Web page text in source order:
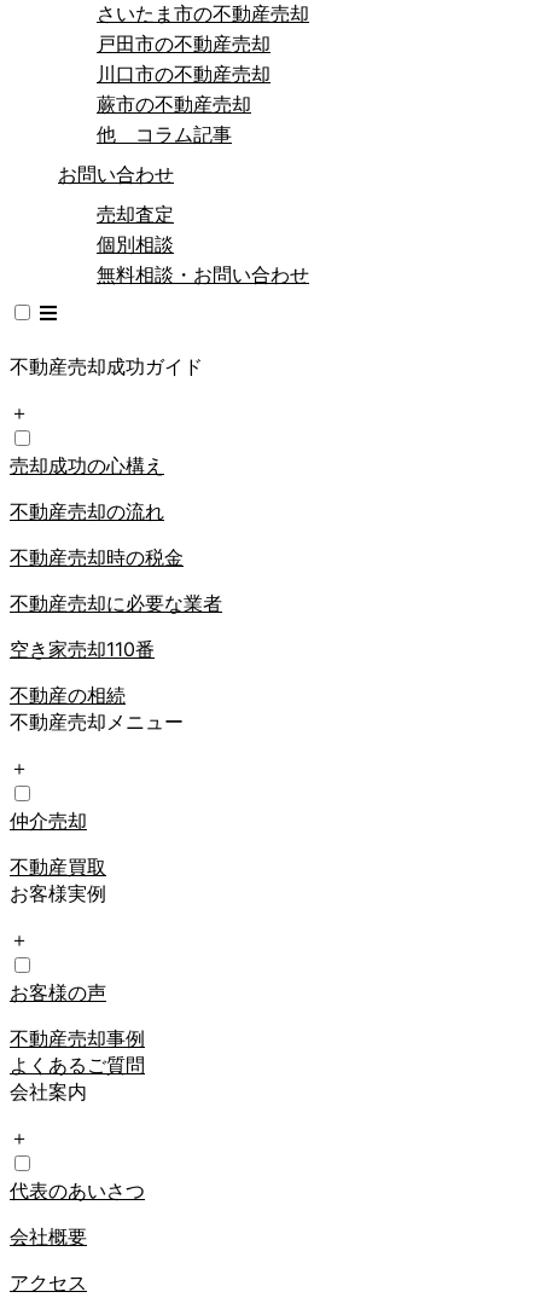
さいたま市の不動産売却
戸田市の不動産売却
川口市の不動産売却
蕨市の不動産売却
他 コラム記事
お問い合わせ
売却査定
個別相談
無料相談・お問い合わせ
不動産売却成功ガイド
＋
売却成功の心構え
不動産売却の流れ
不動産売却時の税金
不動産売却に必要な業者
空き家売却110番
不動産の相続
不動産売却メニュー
＋
仲介売却
不動産買取
お客様実例
＋
お客様の声
不動産売却事例
よくあるご質問
会社案内
＋
代表のあいさつ
会社概要
アクセス